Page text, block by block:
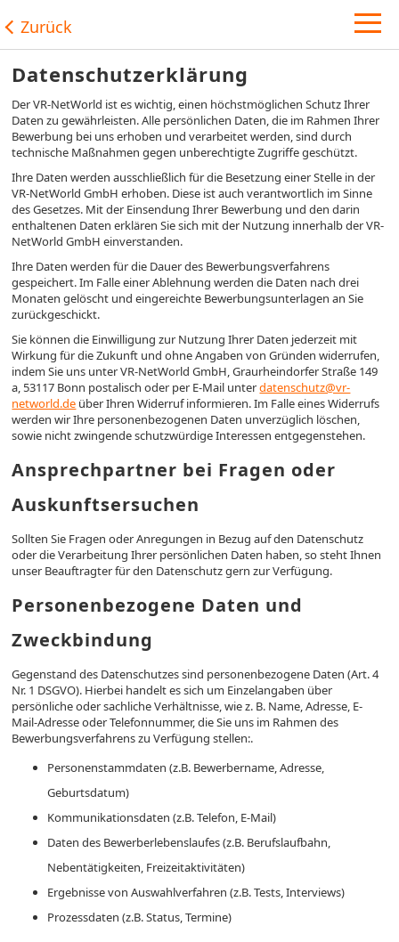
Zurück
Datenschutzerklärung
Der VR-NetWorld ist es wichtig, einen höchstmöglichen Schutz Ihrer
Daten zu gewährleisten. Alle persönlichen Daten, die im Rahmen Ihrer
Bewerbung bei uns erhoben und verarbeitet werden, sind durch
technische Maßnahmen gegen unberechtigte Zugriffe geschützt.
Ihre Daten werden ausschließlich für die Besetzung einer Stelle in der
VR-NetWorld GmbH erhoben. Diese ist auch verantwortlich im Sinne
des Gesetzes. Mit der Einsendung Ihrer Bewerbung und den darin
enthaltenen Daten erklären Sie sich mit der Nutzung innerhalb der VR-
NetWorld GmbH einverstanden.
Ihre Daten werden für die Dauer des Bewerbungsverfahrens
gespeichert. Im Falle einer Ablehnung werden die Daten nach drei
Monaten gelöscht und eingereichte Bewerbungsunterlagen an Sie
zurückgeschickt.
Sie können die Einwilligung zur Nutzung Ihrer Daten jederzeit mit
Wirkung für die Zukunft und ohne Angaben von Gründen widerrufen,
indem Sie uns unter VR-NetWorld GmbH, Graurheindorfer Straße 149
a, 53117 Bonn postalisch oder per E-Mail unterdatenschutz@vr-
networld.de über Ihren Widerruf informieren. Im Falle eines Widerrufs
werden wir Ihre personenbezogenen Daten unverzüglich löschen,
sowie nicht zwingende schutzwürdige Interessen entgegenstehen.
Ansprechpartner bei Fragen oder
Auskunftsersuchen
Sollten Sie Fragen oder Anregungen in Bezug auf den Datenschutz
oder die Verarbeitung Ihrer persönlichen Daten haben, so steht Ihnen
unser Beauftragter für den Datenschutz gern zur Verfügung.
Personenbezogene Daten und
Zweckbindung
Gegenstand des Datenschutzes sind personenbezogene Daten (Art. 4
Nr. 1 DSGVO). Hierbei handelt es sich um Einzelangaben über
persönliche oder sachliche Verhältnisse, wie z. B. Name, Adresse, E-
Mail-Adresse oder Telefonnummer, die Sie uns im Rahmen des
Bewerbungsverfahrens zu Verfügung stellen:.
Personenstammdaten (z.B. Bewerbername, Adresse,
Geburtsdatum)
Kommunikationsdaten (z.B. Telefon, E-Mail)
Daten des Bewerberlebenslaufes (z.B. Berufslaufbahn,
Nebentätigkeiten, Freizeitaktivitäten)
Ergebnisse von Auswahlverfahren (z.B. Tests, Interviews)
Prozessdaten (z.B. Status, Termine)